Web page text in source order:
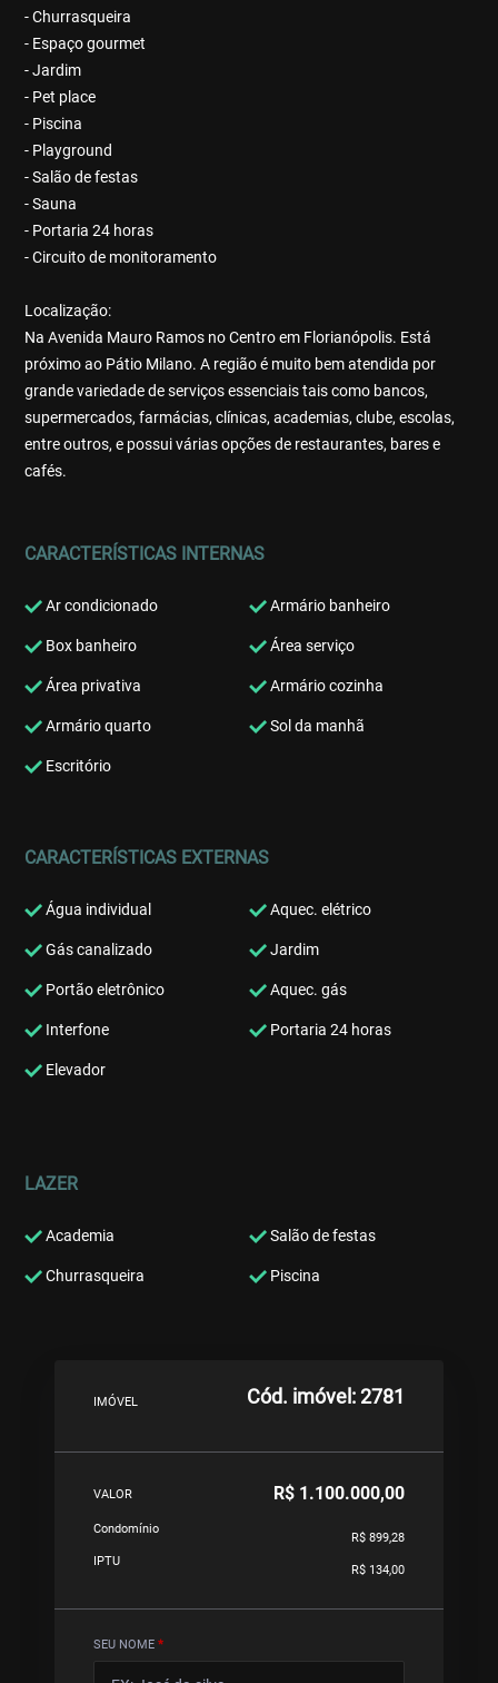
- Churrasqueira
- Espaço gourmet
- Jardim
- Pet place
- Piscina
- Playground
- Salão de festas
- Sauna
- Portaria 24 horas
- Circuito de monitoramento
Localização:
Na Avenida Mauro Ramos no Centro em Florianópolis. Está
próximo ao Pátio Milano. A região é muito bem atendida por
grande variedade de serviços essenciais tais como bancos,
supermercados, farmácias, clínicas, academias, clube, escolas,
entre outros, e possui várias opções de restaurantes, bares e
cafés.
CARACTERÍSTICAS INTERNAS
Ar condicionado Armário banheiro
Box banheiro Área serviço
Área privativa Armário cozinha
Armário quarto Sol da manhã
Escritório
CARACTERÍSTICAS EXTERNAS
Água individual Aquec. elétrico
Gás canalizado Jardim
Portão eletrônico Aquec. gás
Interfone Portaria 24 horas
Elevador
LAZER
Academia Salão de festas
Churrasqueira Piscina
IMÓVEL Cód. imóvel: 2781
VALOR R$ 1.100.000,00
Condomínio
R$ 899,28
IPTU
R$ 134,00
SEU NOME *